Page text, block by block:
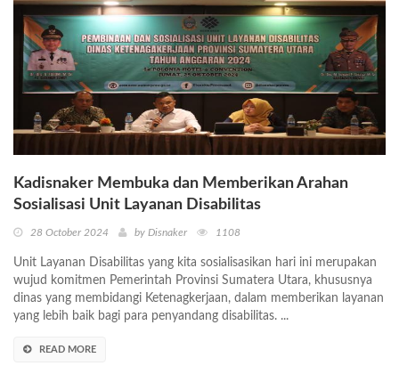
Kadisnaker Membuka dan Memberikan Arahan
Sosialisasi Unit Layanan Disabilitas
28 October 2024 by Disnaker 1108
Unit Layanan Disabilitas yang kita sosialisasikan hari ini merupakan
wujud komitmen Pemerintah Provinsi Sumatera Utara, khususnya
dinas yang membidangi Ketenagkerjaan, dalam memberikan layanan
yang lebih baik bagi para penyandang disabilitas. ...
READ MORE